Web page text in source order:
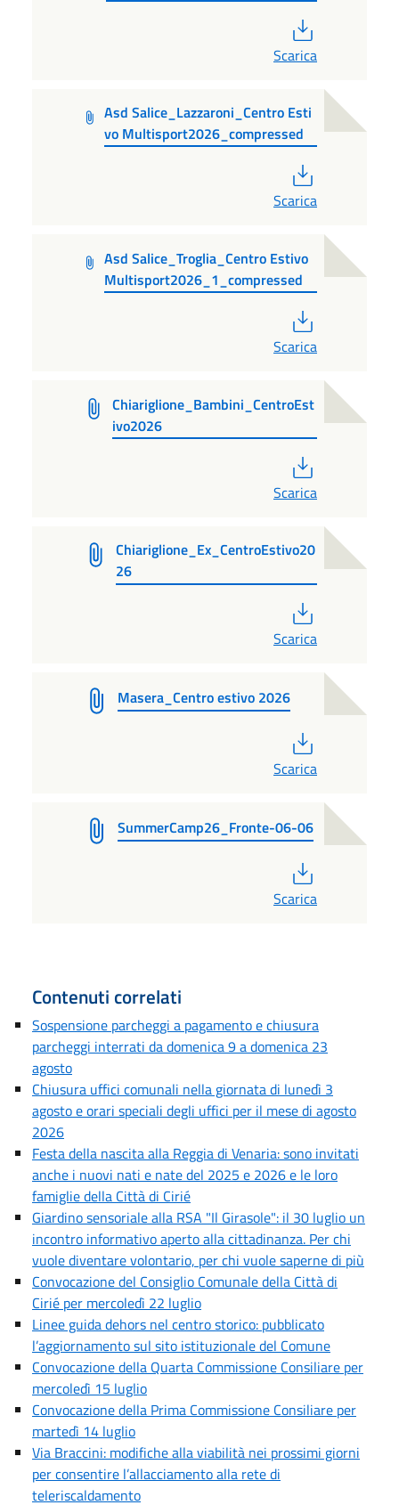
Scarica
Asd Salice_Lazzaroni_Centro Esti
vo Multisport2026_compressed
Scarica
Asd Salice_Troglia_Centro Estivo
Multisport2026_1_compressed
Scarica
Chiariglione_Bambini_CentroEst
ivo2026
Scarica
Chiariglione_Ex_CentroEstivo20
26
Scarica
Masera_Centro estivo 2026
Scarica
SummerCamp26_Fronte-06-06
Scarica
Contenuti correlati
Sospensione parcheggi a pagamento e chiusura
parcheggi interrati da domenica 9 a domenica 23
agosto
Chiusura uffici comunali nella giornata di lunedì 3
agosto e orari speciali degli uffici per il mese di agosto
2026
Festa della nascita alla Reggia di Venaria: sono invitati
anche i nuovi nati e nate del 2025 e 2026 e le loro
famiglie della Città di Cirié
Giardino sensoriale alla RSA "Il Girasole": il 30 luglio un
incontro informativo aperto alla cittadinanza. Per chi
vuole diventare volontario, per chi vuole saperne di più
Convocazione del Consiglio Comunale della Città di
Cirié per mercoledì 22 luglio
Linee guida dehors nel centro storico: pubblicato
l’aggiornamento sul sito istituzionale del Comune
Convocazione della Quarta Commissione Consiliare per
mercoledì 15 luglio
Convocazione della Prima Commissione Consiliare per
martedì 14 luglio
Via Braccini: modifiche alla viabilità nei prossimi giorni
per consentire l’allacciamento alla rete di
teleriscaldamento